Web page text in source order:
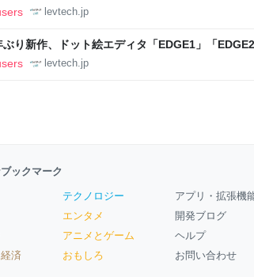
【フォーカス】 - レバテックLAB
levtech.jp
ぶり新作、ドット絵エディタ「EDGE1」「
作者に聞く【フォーカス】 - レバテックLAB
levtech.jp
ックマーク
済
テクノロジー
エンタメ
アニメとゲーム
おもしろ
アプリ・拡張機
開発ブログ
ヘルプ
お問い合わせ